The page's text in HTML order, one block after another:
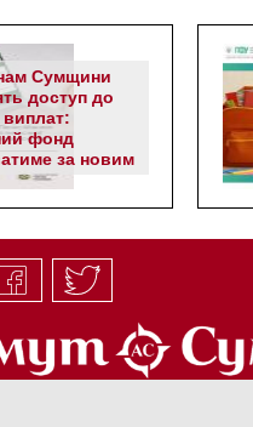
Сумщини
доступ до
виплат:
фонд
за новим